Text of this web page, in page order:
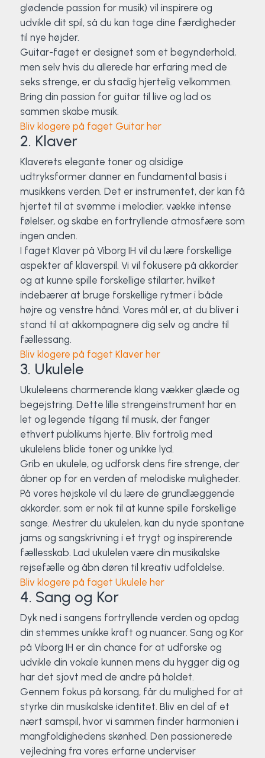
glødende passion for musik) vil inspirere og
udvikle dit spil, så du kan tage dine færdigheder
til nye højder.
Guitar-faget er designet som et begynderhold,
men selv hvis du allerede har erfaring med de
seks strenge, er du stadig hjertelig velkommen.
Bring din passion for guitar til live og lad os
sammen skabe musik.
Bliv klogere på faget Guitar her
2. Klaver
Klaverets elegante toner og alsidige
udtryksformer danner en fundamental basis i
musikkens verden. Det er instrumentet, der kan få
hjertet til at svømme i melodier, vække intense
følelser, og skabe en fortryllende atmosfære som
ingen anden.
I faget Klaver på Viborg IH vil du lære forskellige
aspekter af klaverspil. Vi vil fokusere på akkorder
og at kunne spille forskellige stilarter, hvilket
indebærer at bruge forskellige rytmer i både
højre og venstre hånd. Vores mål er, at du bliver i
stand til at akkompagnere dig selv og andre til
fællessang.
Bliv klogere på faget Klaver her
3. Ukulele
Ukuleleens charmerende klang vækker glæde og
begejstring. Dette lille strengeinstrument har en
let og legende tilgang til musik, der fanger
ethvert publikums hjerte. Bliv fortrolig med
ukulelens blide toner og unikke lyd.
Grib en ukulele, og udforsk dens fire strenge, der
åbner op for en verden af melodiske muligheder.
På vores højskole vil du lære de grundlæggende
akkorder, som er nok til at kunne spille forskellige
sange. Mestrer du ukulelen, kan du nyde spontane
jams og sangskrivning i et trygt og inspirerende
fællesskab. Lad ukulelen være din musikalske
rejsefælle og åbn døren til kreativ udfoldelse.
Bliv klogere på faget Ukulele her
4. Sang og Kor
Dyk ned i sangens fortryllende verden og opdag
din stemmes unikke kraft og nuancer. Sang og Kor
på Viborg IH er din chance for at udforske og
udvikle din vokale kunnen mens du hygger dig og
har det sjovt med de andre på holdet.
Gennem fokus på korsang, får du mulighed for at
styrke din musikalske identitet. Bliv en del af et
nært samspil, hvor vi sammen finder harmonien i
mangfoldighedens skønhed. Den passionerede
vejledning fra vores erfarne underviser